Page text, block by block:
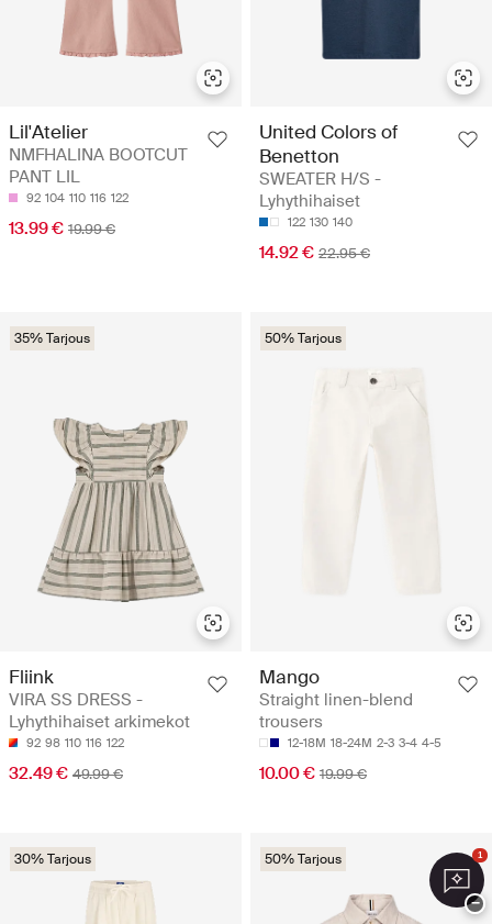
Lil'Atelier
NMFHALINA BOOTCUT
PANT LIL
92 104 110 116 122
13.99 € 19.99 €
United Colors of
Benetton
SWEATER H/S -
Lyhythihaiset
122 130 140
14.92 € 22.95 €
35% Tarjous
Fliink
VIRA SS DRESS -
Lyhythihaiset arkimekot
92 98 110 116 122
32.49 € 49.99 €
50% Tarjous
Mango
Straight linen-blend
trousers
12-18M 18-24M 2-3 3-4 4-5
10.00 € 19.99 €
30% Tarjous 50% Tarjous 1
−